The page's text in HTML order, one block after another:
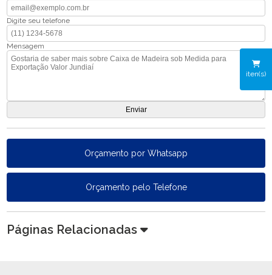
iten(s)
Digite seu telefone
Mensagem
Orçamento por Whatsapp
Orçamento pelo Telefone
Páginas Relacionadas